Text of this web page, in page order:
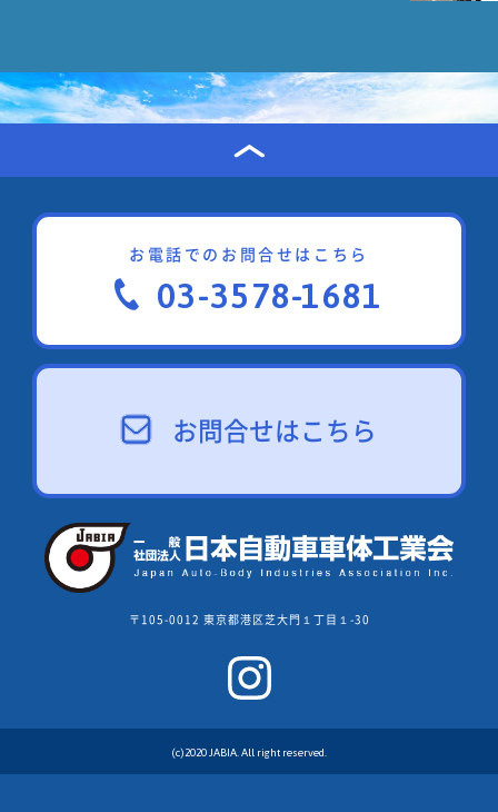
お電話でのお問合せはこちら
03-3578-1681
お問合せはこちら
〒105-0012 東京都港区芝大門１丁目１-30
(c)2020 JABIA. All right reserved.